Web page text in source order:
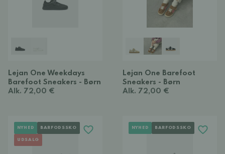
Lejan One Weekdays
Barefoot Sneakers - Børn
Alk. 72,00 €
Lejan One Barefoot
Sneakers - Børn
Alk. 72,00 €
NYHED BARFODSSKO
UDSALG
NYHED BARFODSSKO